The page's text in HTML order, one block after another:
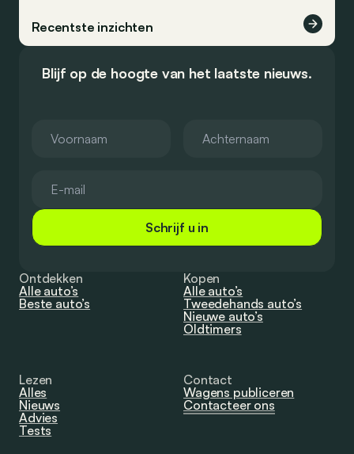
Recentste inzichten
Blijf op de hoogte van het laatste nieuws.
Schrijf u in
Ontdekken
Alle auto’s
Beste auto’s
Kopen
Alle auto’s
Tweedehands auto’s
Nieuwe auto’s
Oldtimers
Lezen
Alles
Nieuws
Advies
Tests
Contact
Wagens publiceren
Contacteer ons